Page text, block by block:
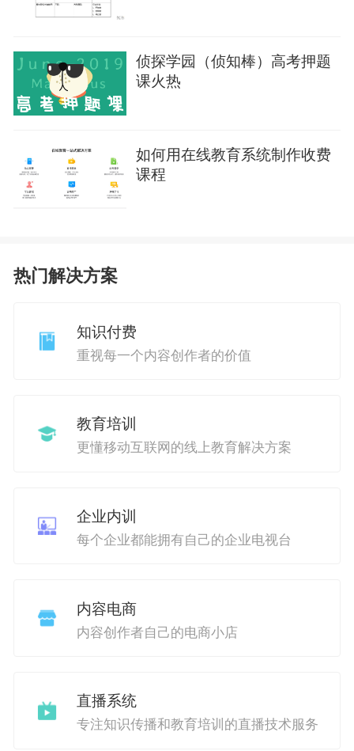
侦探学园（侦知棒）高考押题
课火热
如何用在线教育系统制作收费
课程
热门解决方案
知识付费
重视每一个内容创作者的价值
教育培训
更懂移动互联网的线上教育解决方案
企业内训
每个企业都能拥有自己的企业电视台
内容电商
内容创作者自己的电商小店
直播系统
专注知识传播和教育培训的直播技术服务